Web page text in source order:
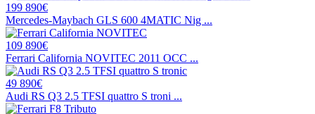
199 890€
Mercedes-Maybach GLS 600 4MATIC Nig ...
109 890€
Ferrari California NOVITEC 2011 OCC ...
49 890€
Audi RS Q3 2.5 TFSI quattro S troni ...